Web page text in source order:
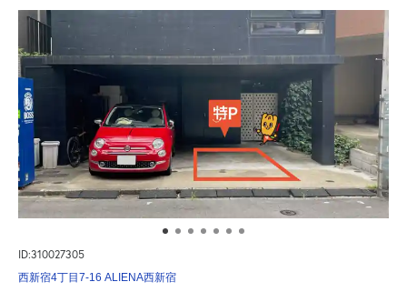
ID:310027305
西新宿4丁目7-16 ALIENA西新宿